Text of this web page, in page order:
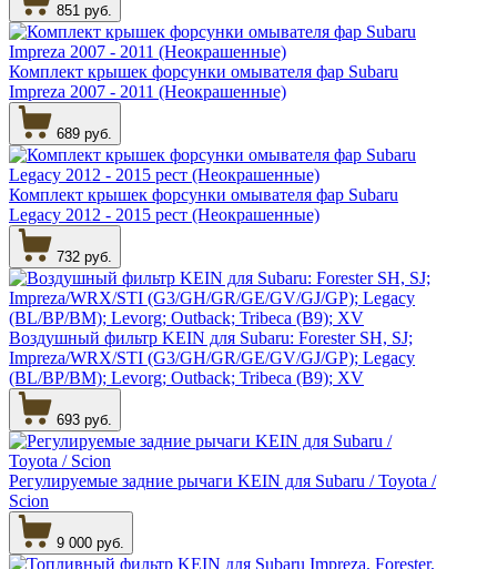
851 руб.
Комплект крышек форсунки омывателя фар Subaru
Impreza 2007 - 2011 (Неокрашенные)
689 руб.
Комплект крышек форсунки омывателя фар Subaru
Legacy 2012 - 2015 рест (Неокрашенные)
732 руб.
Воздушный фильтр KEIN для Subaru: Forester SH, SJ;
Impreza/WRX/STI (G3/GH/GR/GE/GV/GJ/GP); Legacy
(BL/BP/BM); Levorg; Outback; Tribeca (B9); XV
693 руб.
Регулируемые задние рычаги KEIN для Subaru / Toyota /
Scion
9 000 руб.